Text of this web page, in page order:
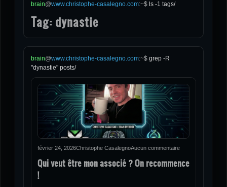
brain@www.christophe-casalegno.com:~$ ls -1 tags/
Tag: dynastie
brain@www.christophe-casalegno.com:~$ grep -R
"dynastie" posts/
février 24, 2026Christophe CasalegnoAucun commentaire
Qui veut être mon associé ? On recommence
!